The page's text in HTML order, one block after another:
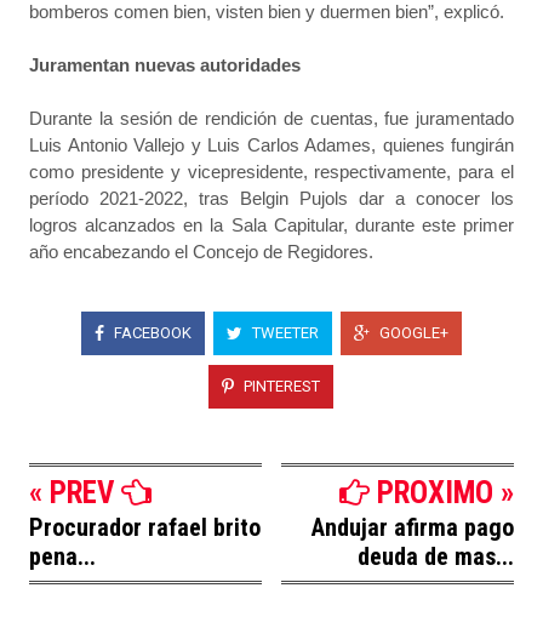
bomberos comen bien, visten bien y duermen bien”, explicó.
Juramentan nuevas autoridades
Durante la sesión de rendición de cuentas, fue juramentado
Luis Antonio Vallejo y Luis Carlos Adames, quienes fungirán
como presidente y vicepresidente, respectivamente, para el
período 2021-2022, tras Belgin Pujols dar a conocer los
logros alcanzados en la Sala Capitular, durante este primer
año encabezando el Concejo de Regidores.
FACEBOOK TWEETER GOOGLE+
PINTEREST
« PREV
Procurador rafael brito
pena...
PROXIMO »
Andujar afirma pago
deuda de mas...